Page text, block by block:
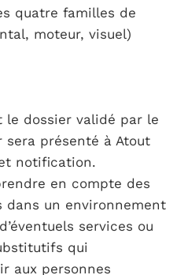
quatre familles de
moteur, visuel)
le dossier validé par le
présenté à Atout
notification.
en compte des
dans un environnement
services ou
qui
aux personnes